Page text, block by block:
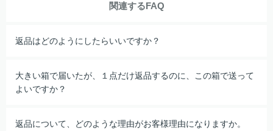
関連するFAQ
返品はどのようにしたらいいですか？
大きい箱で届いたが、１点だけ返品するのに、この箱で送って
よいですか？
返品について、どのような理由がお客様理由になりますか。